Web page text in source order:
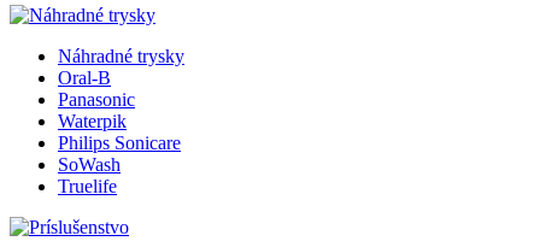
Náhradné trysky
Oral-B
Panasonic
Waterpik
Philips Sonicare
SoWash
Truelife